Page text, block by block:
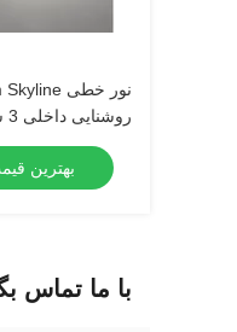
روشنایی داخلی 3 سال گارانتی
بهترین
با ما تماس